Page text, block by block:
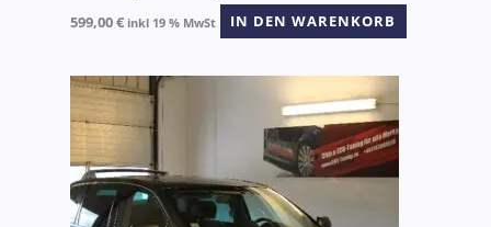
599,00€ inkl 19 % MwSt IN DEN WARENKORB